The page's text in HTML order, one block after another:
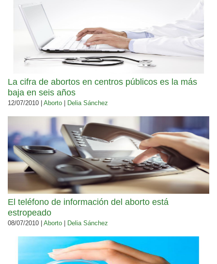
La cifra de abortos en centros públicos es la más
baja en seis años
12/07/2010 | Aborto Delia Sánchez
El teléfono de información del aborto está
estropeado
08/07/2010 | Aborto Delia Sánchez